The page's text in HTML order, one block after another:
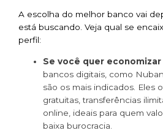
A escolha do melhor banco vai
está buscando. Veja qual se
perfil:
Se você quer
bancos digitais, como
são os mais indicados. Eles
gratuitas, transferências
online, ideais para quem
baixa burocracia.